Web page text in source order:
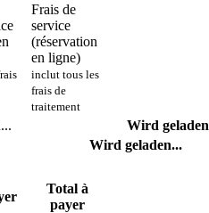
Frais de
service
(réservation
en ligne)
inclut tous les
frais de
traitement
Wird
Wird geladen...
Total à
payer